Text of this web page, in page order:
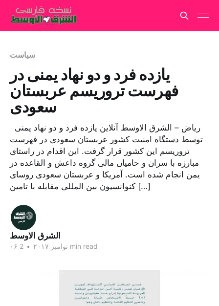
سیاست
یازده فرد و دو نهاد یمنی در
فهرست تروریسم عربستان
سعودی
توسط دستگاه امنیت کشور عربستان سعودی در فهرست
تروریسم این کشور قرار گرفت. این اقدام در راستای
مبارزه با سران و حامیان مالی گروه داعش و القاعده در
یمن انجام شده است. آمریکا و عربستان سعودی روسای
کنوانسیون بین المللی مقابله با تامین […]
الشرق الاوسط
۰۶ نوامبر ۲۰۱۷ • 2 min read